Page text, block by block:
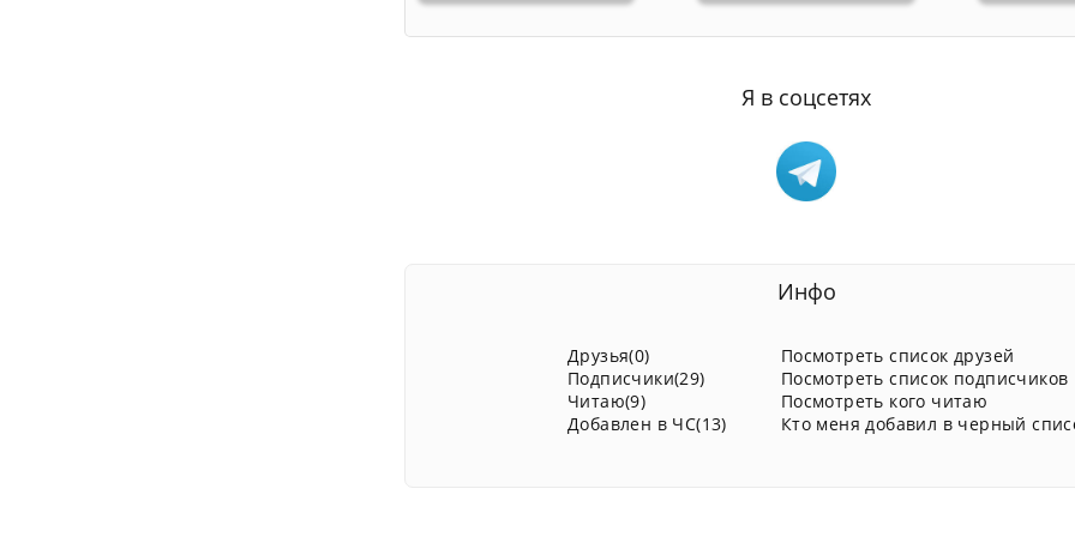
Я в соцсетях
Инфо
Друзья(0)
Подписчики(29)
Читаю(9)
Добавлен в ЧС(13)
Посмотреть список друзей
Посмотреть список подписчиков
Посмотреть кого читаю
Кто меня добавил в черный